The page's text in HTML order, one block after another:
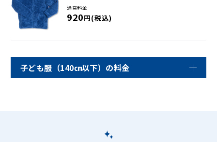
通常料金
920円(税込)
子ども服（140㎝以下）の料金